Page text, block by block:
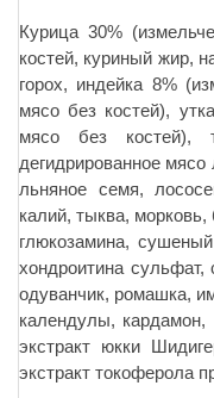
Курица 30%
костей, куриный жир,
горох, индейка 8%
мясо без костей),
мясо без костей),
дегидрированное
льняное семя,
калий, тыква,
глюкозамина,
хондроитина
одуванчик, ромашка,
календулы, кардамон,
экстракт юкки
экстракт токоферола